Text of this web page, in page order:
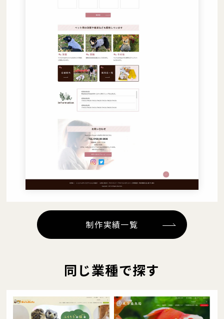
制作実績一覧
同じ業種で探す